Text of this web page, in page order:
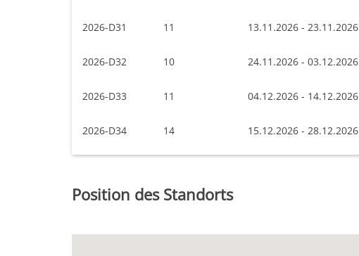
2026-D31 11 13.11.2026 - 23.11.2026
2026-D32 10 24.11.2026 - 03.12.2026
2026-D33 11 04.12.2026 - 14.12.2026
2026-D34 14 15.12.2026 - 28.12.2026
Position des Standorts